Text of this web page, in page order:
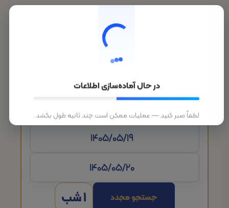
تاریخ ورود
جستجو مجدد 1 شب
در حال آماده‌سازی اطلاعات
لطفاً صبر کنید — عملیات ممکن است چند ثانیه طول بکشد.